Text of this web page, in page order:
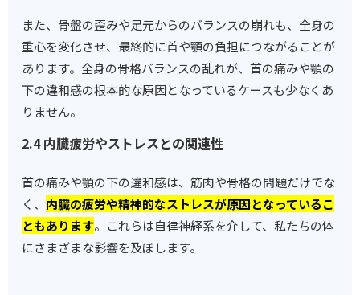
また、骨盤の歪みや足元からのバランスの崩れも、全身の
重心を変化させ、最終的に首や顎の負担につながることが
あります。全身の骨格バランスの乱れが、首の痛みや顎の
下の違和感の根本的な原因となっているケースも少なくあ
りません。
2.4 内臓疲労やストレスとの関連性
首の痛みや顎の下の違和感は、筋肉や骨格の問題だけでな
く、 内臓の疲労や精神的なストレスが原因となっているこ
ともあります。これらは自律神経系を介して、私たちの体
にさまざまな影響を及ぼします。